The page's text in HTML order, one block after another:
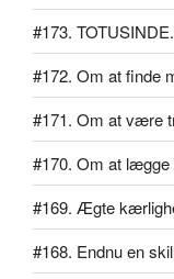
#173.
#172. Om at finde
#171. Om at være
#170. Om at lægge
#169. Ægte
#168. Endnu en